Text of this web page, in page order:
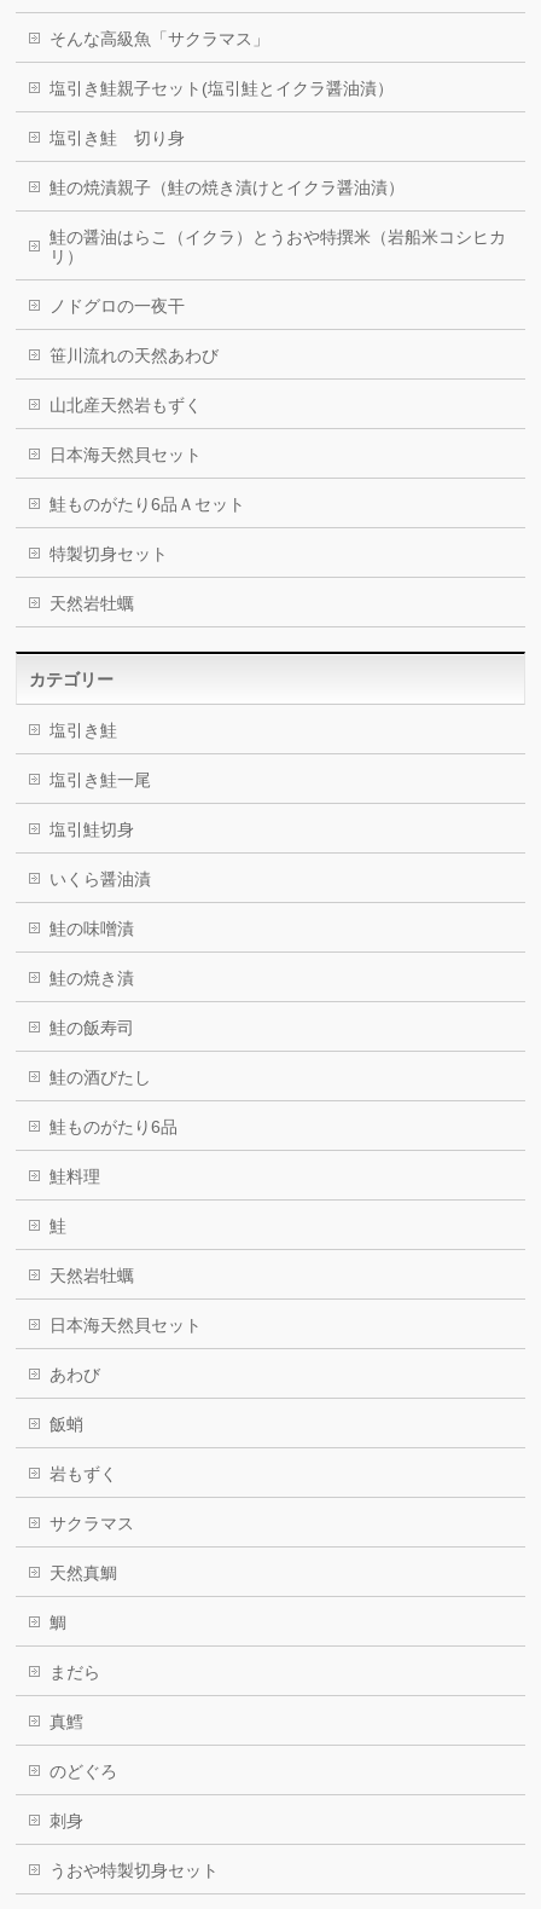
そんな高級魚「サクラマス」
塩引き鮭親子セット(塩引鮭とイクラ醤油漬）
塩引き鮭 切り身
鮭の焼漬親子（鮭の焼き漬けとイクラ醤油漬）
鮭の醤油はらこ（イクラ）とうおや特撰米（岩船米コシヒカ
リ）
ノドグロの一夜干
笹川流れの天然あわび
山北産天然岩もずく
日本海天然貝セット
鮭ものがたり6品Ａセット
特製切身セット
天然岩牡蠣
カテゴリー
塩引き鮭
塩引き鮭一尾
塩引鮭切身
いくら醤油漬
鮭の味噌漬
鮭の焼き漬
鮭の飯寿司
鮭の酒びたし
鮭ものがたり6品
鮭料理
鮭
天然岩牡蠣
日本海天然貝セット
あわび
飯蛸
岩もずく
サクラマス
天然真鯛
鯛
まだら
真鱈
のどぐろ
刺身
うおや特製切身セット